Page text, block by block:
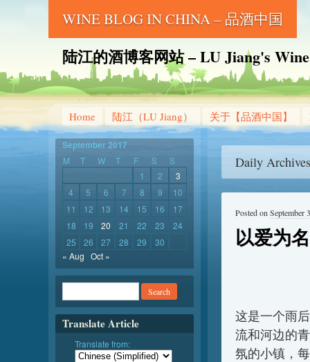
WINE BLOG IN CHINA – 品酒中国
陆江的酒博客网站 – LU Jiang's
Home 陆江（LU Jiang） 关于【品酒中国】
Daily
以爱为
Posted on September
这是一个雨
流和河边的
氛的小镇，
September 2017
M T W T F S
S
1
2
3
4
5 6 7 8 9
10
11
12 13 14 15 16
17
18
19 20 21 22 23
24
25
26 27 28 29
30
« Aug Oct »
Translate Article
Translate from: